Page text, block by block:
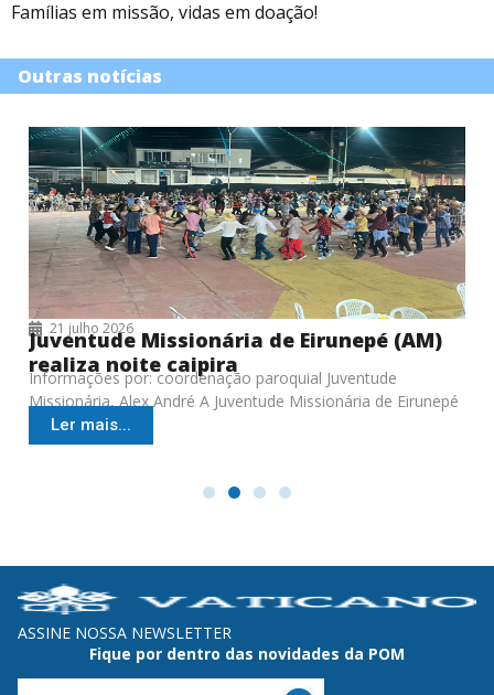
Famílias em missão, vidas em doação!
Outras notícias
21 julho 2026
Juventude Missionária de Eirunepé (AM)
realiza noite caipira
Informações por: coordenação paroquial Juventude
Missionária, Alex André A Juventude Missionária de Eirunepé
(AM), da Paróquia São Francisco, pertencente à Diocese
Cruzeiro do Sul
Ler mais...
ASSINE NOSSA NEWSLETTER
Fique por dentro das novidades da POM